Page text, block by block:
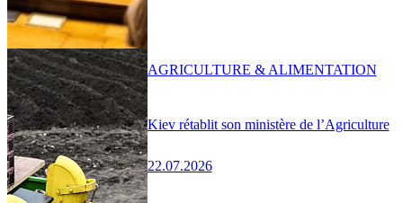
Kiev rétablit son ministère de l’Agriculture
22.07.2026
AGRICULTURE & ALIMENTATION